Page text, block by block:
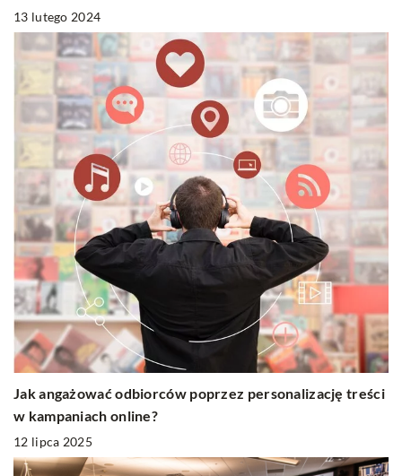
13 lutego 2024
Jak angażować odbiorców poprzez personalizację treści
w kampaniach online?
12 lipca 2025